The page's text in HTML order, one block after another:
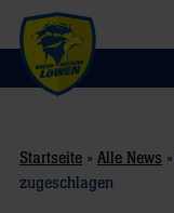
Startseite » Alle News »
zugeschlagen